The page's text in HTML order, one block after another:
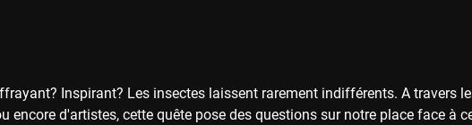
Inspirant? Les insectes laissent rarement indifférents. A travers
encore d'artistes, cette quête pose des questions sur notre place face à